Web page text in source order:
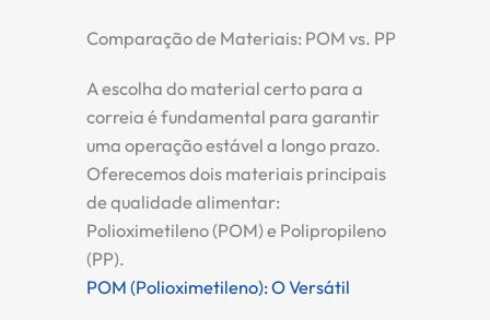
Comparação de Materiais: POM vs. PP
A escolha do material certo para a
correia é fundamental para garantir
uma operação estável a longo prazo.
Oferecemos dois materiais principais
de qualidade alimentar:
Polioximetileno (POM) e Polipropileno
(PP).
POM (Polioximetileno): O Versátil